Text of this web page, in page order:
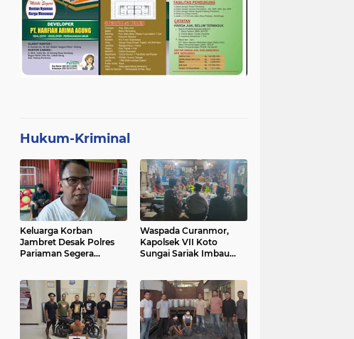
Hukum-Kriminal
Keluarga Korban
Jambret Desak Polres
Pariaman Segera
Waspada Curanmor,
Kapolsek VII Koto
Sungai Sariak Imbau